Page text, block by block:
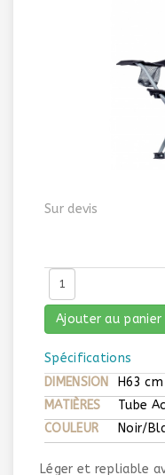
Sur devis
Ajouter au panier
Spécifications
DIMENSION
H63
MATIÈRES
Tube
COULEUR
Noir/
Léger et repliable